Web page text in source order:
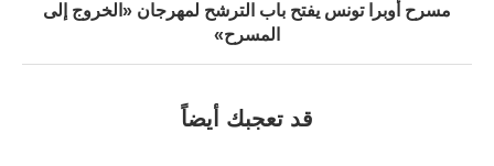
مسرح أوبرا تونس يفتح باب الترشح لمهرجان «الخروج إلى
المسرح»
قد تعجبك أيضاً